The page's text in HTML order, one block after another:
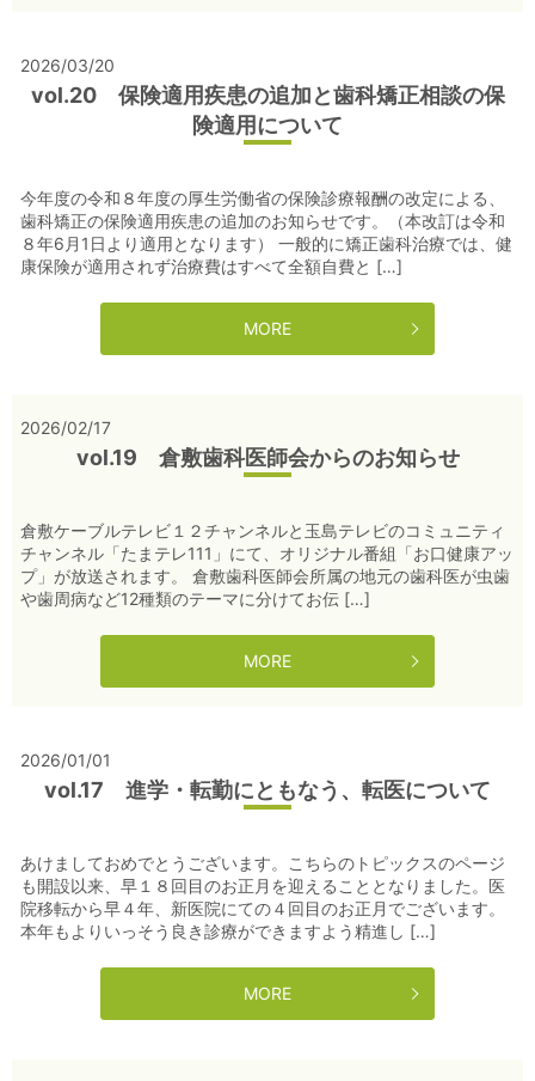
2026/03/20
vol.20 保険適用疾患の追加と歯科矯正相談の保
険適用について
今年度の令和８年度の厚生労働省の保険診療報酬の改定による、
歯科矯正の保険適用疾患の追加のお知らせです。（本改訂は令和
８年6月1日より適用となります） 一般的に矯正歯科治療では、健
康保険が適用されず治療費はすべて全額自費と […]
MORE
2026/02/17
vol.19 倉敷歯科医師会からのお知らせ
倉敷ケーブルテレビ１２チャンネルと玉島テレビのコミュニティ
チャンネル「たまテレ111」にて、オリジナル番組「お口健康アッ
プ」が放送されます。 倉敷歯科医師会所属の地元の歯科医が虫歯
や歯周病など12種類のテーマに分けてお伝 […]
MORE
2026/01/01
vol.17 進学・転勤にともなう、転医について
あけましておめでとうございます。こちらのトピックスのページ
も開設以来、早１８回目のお正月を迎えることとなりました。医
院移転から早４年、新医院にての４回目のお正月でございます。
本年もよりいっそう良き診療ができますよう精進し […]
MORE